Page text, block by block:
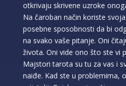
otkrivaju skrivene uzroke
Na čaroban način koriste
posebne sposobnosti da bi
na svako vaše pitanje. Oni
života. Oni vide ono što ste vi
Majstori tarota su tu za vas i
naiđe. Kad ste u problemima,